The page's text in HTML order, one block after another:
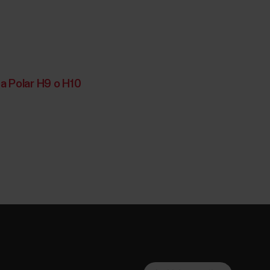
Polar H9 o H10